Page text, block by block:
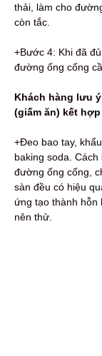
thải, làm cho
còn tắc.
+Bước 4: Khi đã
đường ống cống
Khách hàng lưu
(giấm ăn) kết
+Đeo bao tay,
baking soda. Cách
đường ống cống,
sàn đều có hiệu
ứng tạo thành hỗn
nên thử.